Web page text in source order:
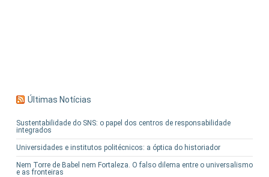
Últimas Notícias
Sustentabilidade do SNS: o papel dos centros de responsabilidade
integrados
Universidades e institutos politécnicos: a óptica do historiador
Nem Torre de Babel nem Fortaleza. O falso dilema entre o universalismo
e as fronteiras